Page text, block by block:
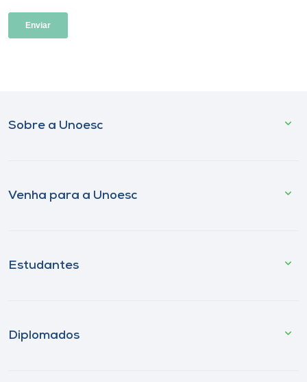
Sobre a Unoesc
Venha para a Unoesc
Estudantes
Diplomados